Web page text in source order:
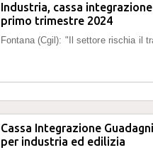
Industria, cassa
primo trimestre 2024
Fontana (Cgil): "Il settore rischia il
Cassa Integrazione
per industria ed edilizia